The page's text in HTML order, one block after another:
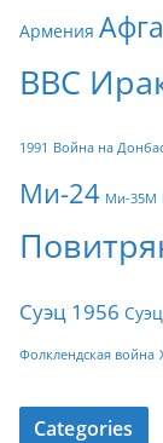
Армения
ВВС
1991 Война на
Ми-24 Ми-35М
Суэц 1956
Фолклендская война
Categories